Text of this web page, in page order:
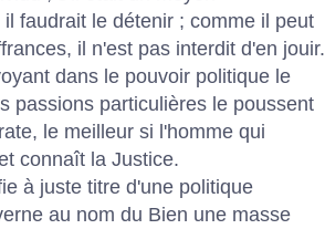
faudrait le détenir ; comme il peut
il n'est pas interdit d'en jouir.
dans le pouvoir politique le
passions particulières le poussent
le meilleur si l'homme qui
connaît la Justice.
à juste titre d'une politique
au nom du Bien une masse